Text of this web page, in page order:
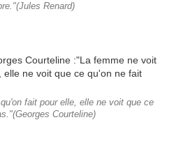
Renard)
fait pour elle, elle ne voit que ce
Courteline)